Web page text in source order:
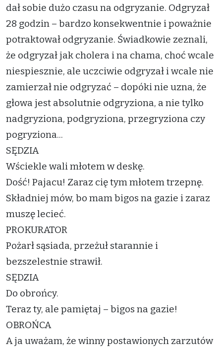
dał sobie dużo czasu na odgryzanie. Odgryzał
28 godzin – bardzo konsekwentnie i poważnie
potraktował odgryzanie. Świadkowie zeznali,
że odgryzał jak cholera i na chama, choć wcale
niespiesznie, ale uczciwie odgryzał i wcale nie
zamierzał nie odgryzać – dopóki nie uzna, że
głowa jest absolutnie odgryziona, a nie tylko
nadgryziona, podgryziona, przegryziona czy
pogryziona...
SĘDZIA
Wściekle wali młotem w deskę.
Dość! Pajacu! Zaraz cię tym młotem trzepnę.
Składniej mów, bo mam bigos na gazie i zaraz
muszę lecieć.
PROKURATOR
Pożarł sąsiada, przeżuł starannie i
bezszelestnie strawił.
SĘDZIA
Do obrońcy.
Teraz ty, ale pamiętaj – bigos na gazie!
OBROŃCA
A ja uważam, że winny postawionych zarzutów